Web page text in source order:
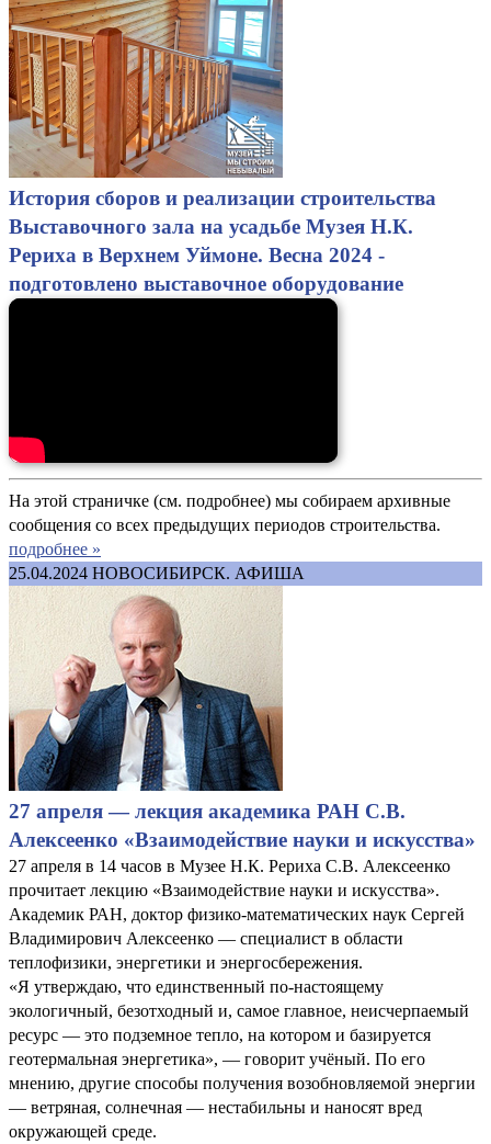
История сборов и реализации строительства
Выставочного зала на усадьбе Музея Н.К.
Рериха в Верхнем Уймоне. Весна 2024 -
подготовлено выставочное оборудование
На этой страничке (см. подробнее) мы собираем архивные
сообщения со всех предыдущих периодов строительства.
подробнее »
25.04.2024 НОВОСИБИРСК. АФИША
27 апреля — лекция академика РАН С.В.
Алексеенко «Взаимодействие науки и искусства»
27 апреля в 14 часов в Музее Н.К. Рериха С.В. Алексеенко
прочитает лекцию «Взаимодействие науки и искусства».
Академик РАН, доктор физико-математических наук Сергей
Владимирович Алексеенко — специалист в области
теплофизики, энергетики и энергосбережения.
«Я утверждаю, что единственный по-настоящему
экологичный, безотходный и, самое главное, неисчерпаемый
ресурс — это подземное тепло, на котором и базируется
геотермальная энергетика», — говорит учёный. По его
мнению, другие способы получения возобновляемой энергии
— ветряная, солнечная — нестабильны и наносят вред
окружающей среде.